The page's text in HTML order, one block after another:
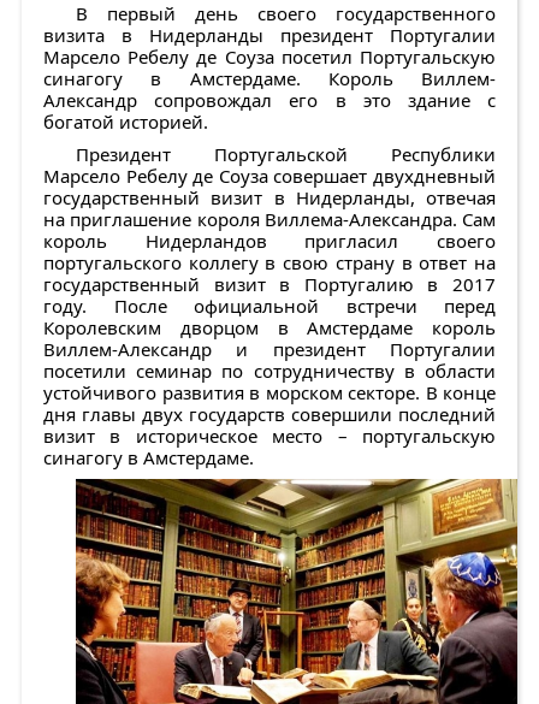
В первый день своего государственного
визита в Нидерланды президент Португалии
Марсело Ребелу де Соуза посетил Португальскую
синагогу в Амстердаме. Король Виллем-
Александр сопровождал его в это здание с
богатой историей.
Президент Португальской Республики
Марсело Ребелу де Соуза совершает двухдневный
государственный визит в Нидерланды, отвечая
на приглашение короля Виллема-Александра. Сам
король Нидерландов пригласил своего
португальского коллегу в свою страну в ответ на
государственный визит в Португалию в 2017
году. После официальной встречи перед
Королевским дворцом в Амстердаме король
Виллем-Александр и президент Португалии
посетили семинар по сотрудничеству в области
устойчивого развития в морском секторе. В конце
дня главы двух государств совершили последний
визит в историческое место – португальскую
синагогу в Амстердаме.